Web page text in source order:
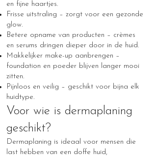
en fijne haartjes.
Frisse uitstraling – zorgt voor een gezonde
glow.
Betere opname van producten – crèmes
en serums dringen dieper door in de huid.
Makkelijker make-up aanbrengen –
foundation en poeder blijven langer mooi
zitten.
Pijnloos en veilig – geschikt voor bijna elk
huidtype.
Voor wie is dermaplaning
geschikt?
Dermaplaning is ideaal voor mensen die
last hebben van een doffe huid,